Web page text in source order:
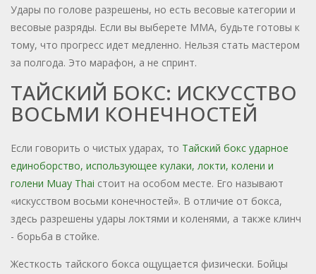
Удары по голове разрешены, но есть весовые категории и
весовые разряды. Если вы выберете ММА, будьте готовы к
тому, что прогресс идет медленно. Нельзя стать мастером
за полгода. Это марафон, а не спринт.
ТАЙСКИЙ БОКС: ИСКУССТВО
ВОСЬМИ КОНЕЧНОСТЕЙ
Если говорить о чистых ударах, то Тайский бокс ударное
единоборство, использующее кулаки, локти, колени и
голени Muay Thai стоит на особом месте. Его называют
«искусством восьми конечностей». В отличие от бокса,
здесь разрешены удары локтями и коленями, а также клинч
- борьба в стойке.
Жесткость тайского бокса ощущается физически. Бойцы